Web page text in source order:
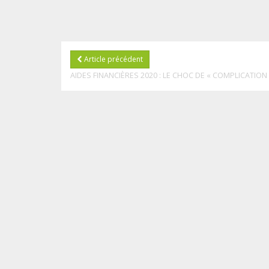
Article précédent
AIDES FINANCIÈRES 2020 : LE CHOC DE « COMPLICATION